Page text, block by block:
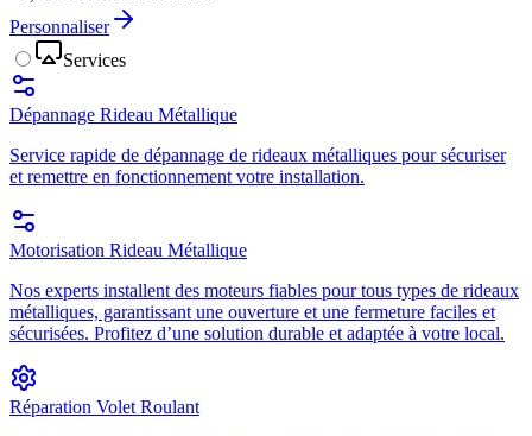
Personnaliser
Services
Dépannage Rideau Métallique
Service rapide de dépannage de rideaux métalliques pour sécuriser
et remettre en fonctionnement votre installation.
Motorisation Rideau Métallique
Nos experts installent des moteurs fiables pour tous types de rideaux
métalliques, garantissant une ouverture et une fermeture faciles et
sécurisées. Profitez d’une solution durable et adaptée à votre local.
Réparation Volet Roulant